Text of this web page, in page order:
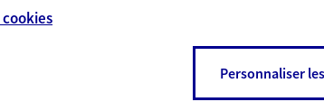
cookies
Personnaliser